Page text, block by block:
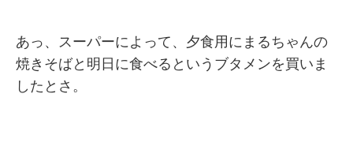
あっ、スーパーによって、夕食用にまるちゃんの
焼きそばと明日に食べるというブタメンを買いま
したとさ。